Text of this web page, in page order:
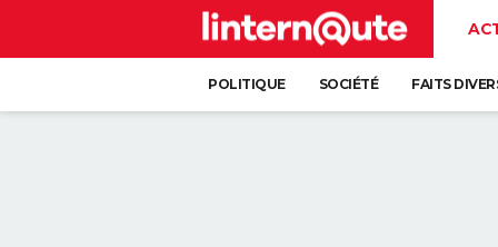
POLITIQUE SOCIÉTÉ FAITS